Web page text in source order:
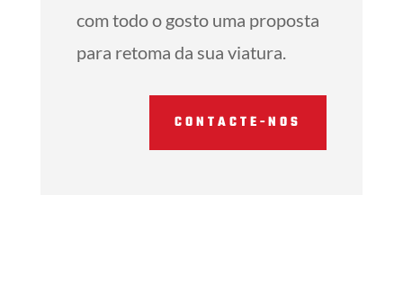
com todo o gosto uma proposta
para retoma da sua viatura.
CONTACTE-NOS